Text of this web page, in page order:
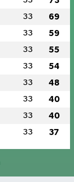
33 69
33 59
33 55
33 54
33 48
33 40
33 40
33 37